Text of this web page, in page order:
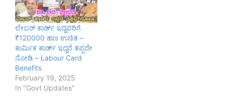
ಲೇಬರ್ ಕಾರ್ಡ್ ಇದ್ದವರಿಗೆ
₹120000 ಹಣ ಉಚಿತ –
ಕಾರ್ಮಿಕ ಕಾರ್ಡ್ ಇದ್ದರೆ ತಪ್ಪದೇ
ನೋಡಿ – Labour Card
Benefits
February 19, 2025
In "Govt Updates"